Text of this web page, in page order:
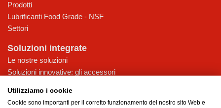
Prodotti
Lubrificanti Food Grade - NSF
Settori
Soluzioni integrate
Le nostre soluzioni
Soluzioni innovative: gli accessori
Consulenza
Utilizziamo i cookie
Cookie sono importanti per il corretto funzionamento del nostro sito Web e